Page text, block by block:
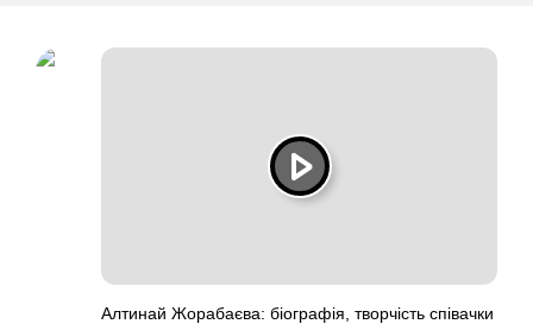
Алтинай Жорабаєва: біографія, творчість співачки